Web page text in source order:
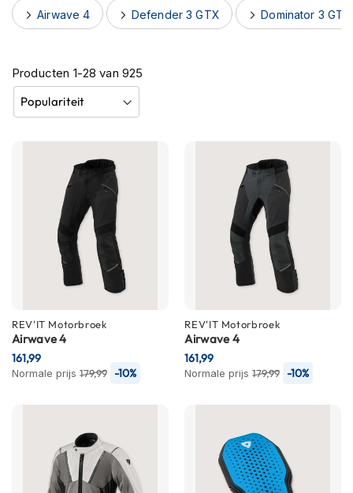
t
h
l
m
e
n
C
n
E
n
d
Producten 1-28 van 925
REV'IT Motorbroek
Airwave 4
Normale prijs 179,99 -10%
161,99
REV'IT Motorbroek
Airwave 4
Normale prijs 179,99 -10%
161,99
Airwave 4 Defender 3 GTX Dominator 3 GTX